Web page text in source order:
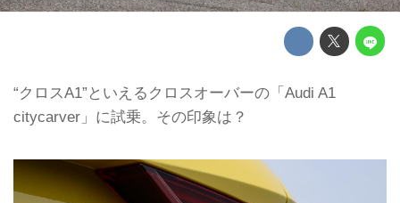
“クロスA1”といえるクロスオーバーの「Audi A1
citycarver」に試乗。その印象は？